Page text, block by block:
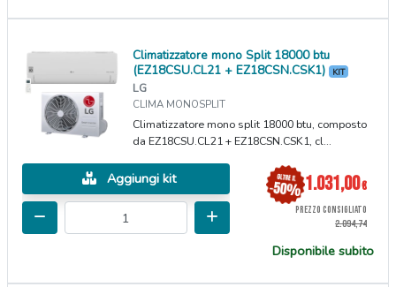
Climatizzatore mono Split 18000 btu
(EZ18CSU.CL21 + EZ18CSN.CSK1) KIT
LG
CLIMA MONOSPLIT
Climatizzatore mono split 18000 btu, composto
da EZ18CSU.CL21 + EZ18CSN.CSK1, cl...
Aggiungi kit 1.031,00€
PREZZO CONSIGLIATO
2.094,74
Disponibile subito